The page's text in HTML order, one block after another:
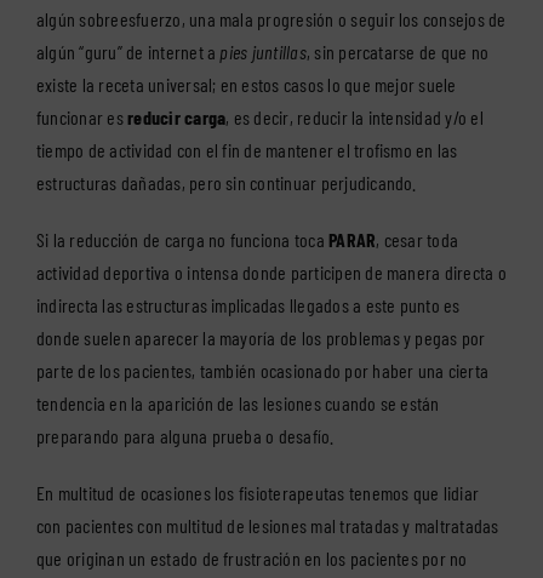
algún sobreesfuerzo, una mala progresión o seguir los consejos de
algún “guru” de internet a pies juntillas, sin percatarse de que no
existe la receta universal; en estos casos lo que mejor suele
funcionar esreducir carga, es decir, reducir la intensidad y/o el
tiempo de actividad con el fin de mantener el trofismo en las
estructuras dañadas, pero sin continuar perjudicando.
Si la reducción de carga no funciona toca PARAR, cesar toda
actividad deportiva o intensa donde participen de manera directa o
indirecta las estructuras implicadas llegados a este punto es
donde suelen aparecer la mayoría de los problemas y pegas por
parte de los pacientes, también ocasionado por haber una cierta
tendencia en la aparición de las lesiones cuando se están
preparando para alguna prueba o desafío.
En multitud de ocasiones los fisioterapeutas tenemos que lidiar
con pacientes con multitud de lesiones mal tratadas y maltratadas
que originan un estado de frustración en los pacientes por no